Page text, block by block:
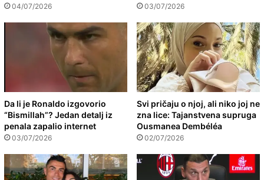
04/07/2026 03/07/2026
Da li je Ronaldo izgovorio
“Bismillah”? Jedan detalj iz
penala zapalio internet
03/07/2026
Svi pričaju o njoj, ali niko joj ne
zna lice: Tajanstvena supruga
Ousmanea Dembéléa
02/07/2026